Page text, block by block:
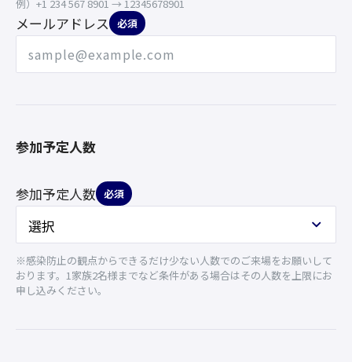
例）+1 234 567 8901 → 12345678901
メールアドレス 必須
参加予定人数
参加予定人数 必須
※感染防止の観点からできるだけ少ない人数でのご来場をお願いして
おります。1家族2名様までなど条件がある場合はその人数を上限にお
申し込みください。